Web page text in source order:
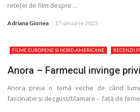
reteţei de film despre ...
Adriana Gionea 17 ianuarie 2025
FILME EUROPENE SI NORD-AMERICANE RECENZII
Anora – Farmecul invinge
Anora preia o temă veche de când
fascinație și dezgust/blamare – față de